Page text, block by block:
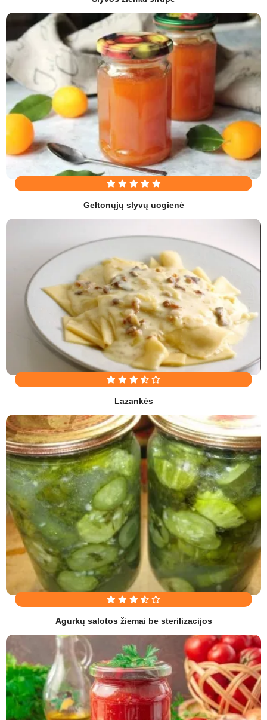
Geltonųjų slyvų uogienė
Lazankės
Agurkų salotos žiemai be sterilizacijos